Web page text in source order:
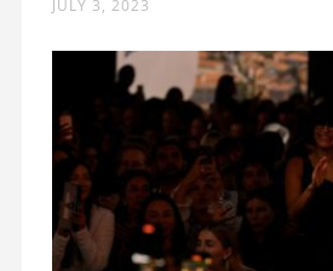
JULY 3, 2023